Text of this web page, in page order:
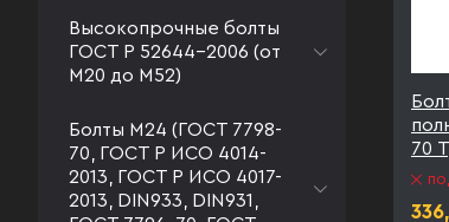
Высокопрочные болты
ГОСТ Р 52644-2006 (от
М20 до М52)
Болты М24 (ГОСТ 7798-
70, ГОСТ Р ИСО 4014-
2013, ГОСТ Р ИСО 4017-
2013, DIN933, DIN931,
полная резьба ГОСТ 7798-
70 ТД40
под заказ
399,00 Р
70